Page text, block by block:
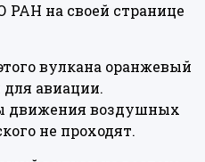
на своей странице
вулкана оранжевый
для авиации.
движения воздушных
не проходят.